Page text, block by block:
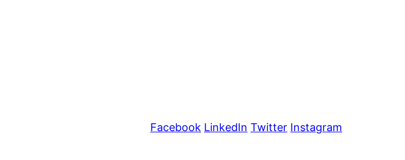
Facebook LinkedIn Twitter Instagram